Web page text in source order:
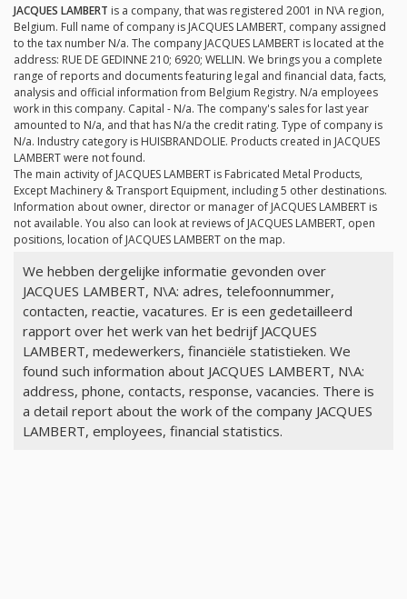
JACQUES LAMBERT is a company, that was registered 2001 in N\A region,
Belgium. Full name of company is JACQUES LAMBERT, company assigned
to the tax number N/a. The company JACQUES LAMBERT is located at the
address: RUE DE GEDINNE 210; 6920; WELLIN. We brings you a complete
range of reports and documents featuring legal and financial data, facts,
analysis and official information from Belgium Registry. N/a employees
work in this company. Capital - N/a. The company's sales for last year
amounted to N/a, and that has N/a the credit rating. Type of company is
N/a. Industry category is HUISBRANDOLIE. Products created in JACQUES
LAMBERT were not found.
The main activity of JACQUES LAMBERT is Fabricated Metal Products,
Except Machinery & Transport Equipment, including 5 other destinations.
Information about owner, director or manager of JACQUES LAMBERT is
not available. You also can look at reviews of JACQUES LAMBERT, open
positions, location of JACQUES LAMBERT on the map.
We hebben dergelijke informatie gevonden over
JACQUES LAMBERT, N\A: adres, telefoonnummer,
contacten, reactie, vacatures. Er is een gedetailleerd
rapport over het werk van het bedrijf JACQUES
LAMBERT, medewerkers, financiële statistieken. We
found such information about JACQUES LAMBERT, N\A:
address, phone, contacts, response, vacancies. There is
a detail report about the work of the company JACQUES
LAMBERT, employees, financial statistics.